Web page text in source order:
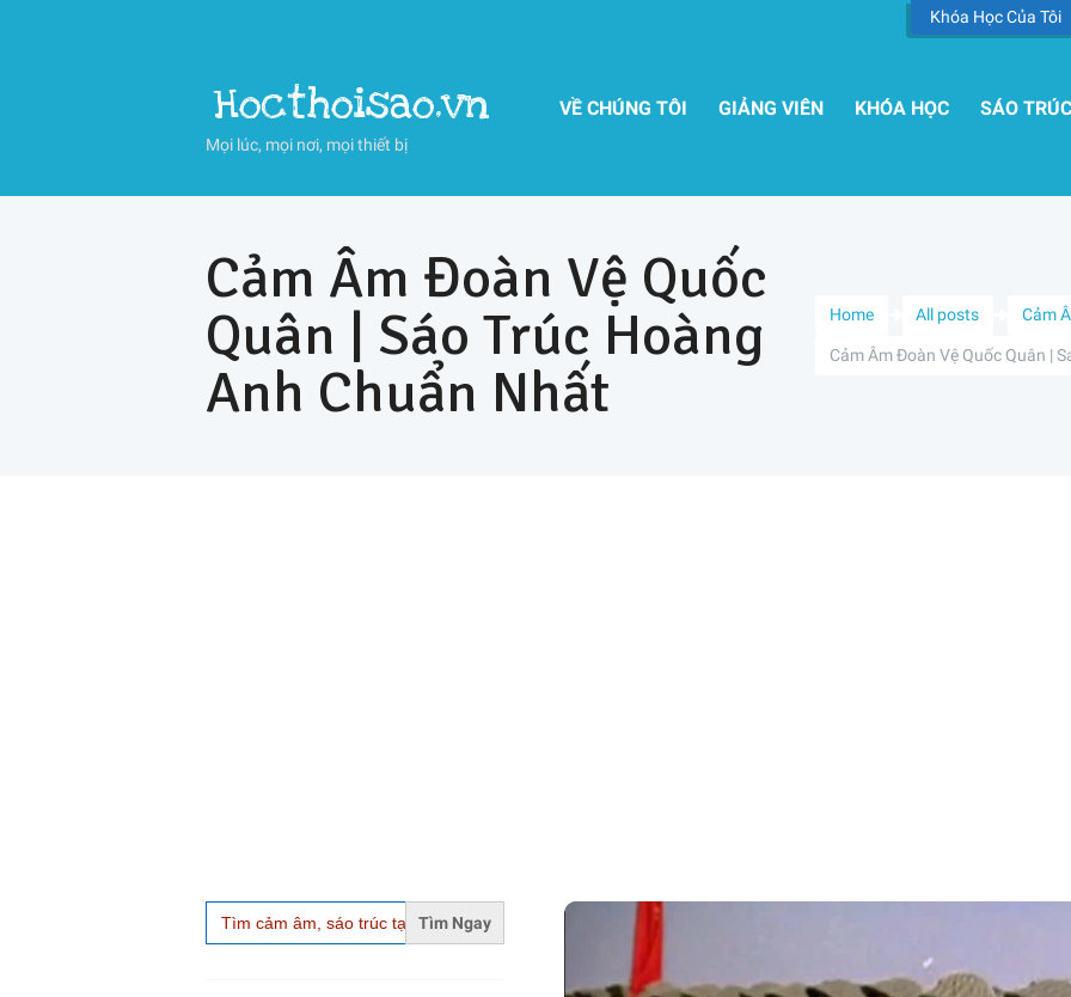
Khóa Học Của Tôi
Hocthoisao.vn
Mọi lúc, mọi nơi, mọi thiết bị
VỀ CHÚNG TÔI GIẢNG VIÊN KHÓA HỌC SÁO TRÚC
Home All posts Cảm
Cảm Âm Đoàn Vệ Quốc Quân |
Cảm Âm Đoàn Vệ Quốc
Quân | Sáo Trúc Hoàng
Anh Chuẩn Nhất
Search
for: